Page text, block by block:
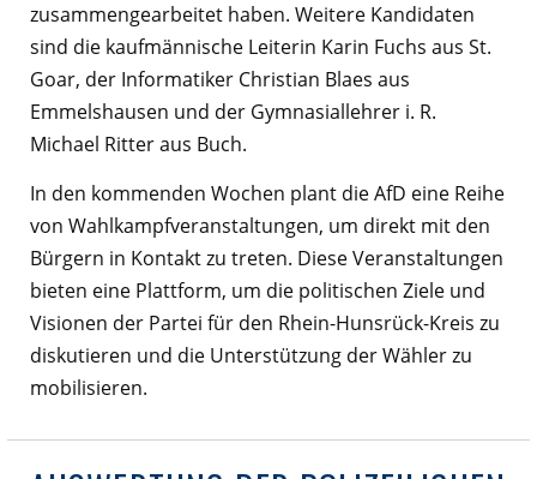
zusammengearbeitet haben. Weitere Kandidaten
sind die kaufmännische Leiterin Karin Fuchs aus St.
Goar, der Informatiker Christian Blaes aus
Emmelshausen und der Gymnasiallehrer i. R.
Michael Ritter aus Buch.
In den kommenden Wochen plant die AfD eine Reihe
von Wahlkampfveranstaltungen, um direkt mit den
Bürgern in Kontakt zu treten. Diese Veranstaltungen
bieten eine Plattform, um die politischen Ziele und
Visionen der Partei für den Rhein-Hunsrück-Kreis zu
diskutieren und die Unterstützung der Wähler zu
mobilisieren.